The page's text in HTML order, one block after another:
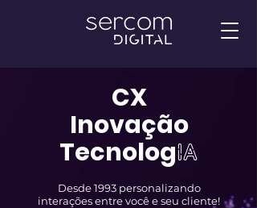
CX
Inovação
Tecnologia
Desde 1993 personalizando
interações entre você e seu cliente!